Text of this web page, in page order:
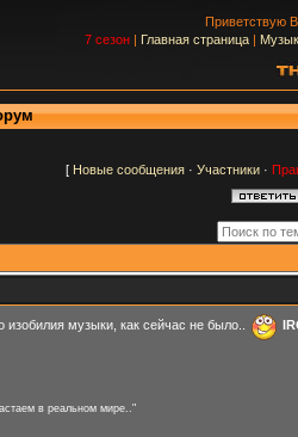
Приветствую
7 сезон | Главная страница |
[ Новые сообщения· Участники·
музыки, как сейчас не было..
в реальном мире.."